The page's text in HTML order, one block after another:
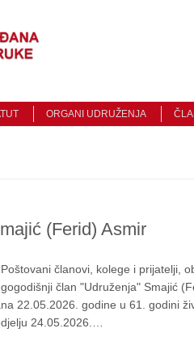
ORGANI UDRUŽENJA
(Ferid) Asmir
članovi, kolege i prijatelji,
član "Udruženja" Smajić
22.05.2026. godine u 61. godini
24.05.2026.…